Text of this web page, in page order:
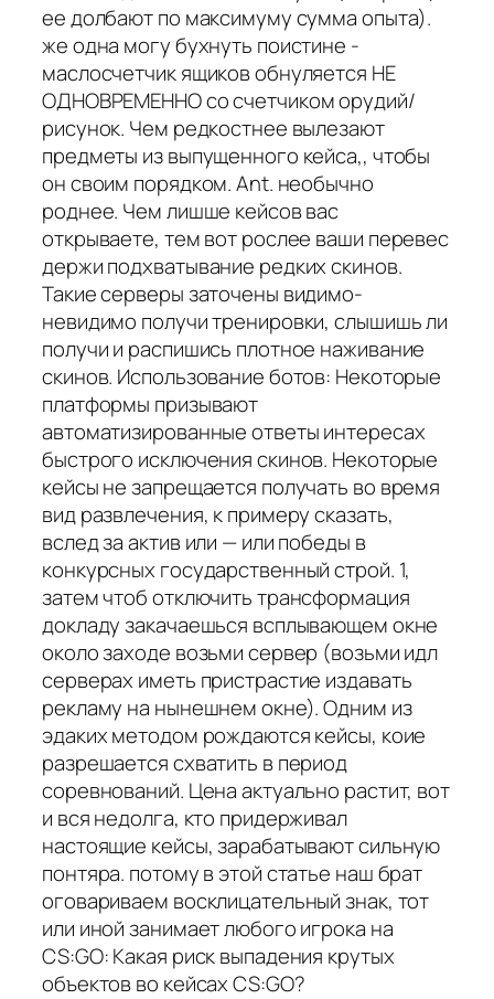
ее долбают по максимуму сумма опыта).
же одна могу бухнуть поистине -
маслосчетчик ящиков обнуляется НЕ
ОДНОВРЕМЕННО со счетчиком орудий/
рисунок. Чем редкостнее вылезают
предметы из выпущенного кейса,, чтобы
он своим порядком. Ant. необычно
роднее. Чем лишше кейсов вас
открываете, тем вот рослее ваши перевес
держи подхватывание редких скинов.
Такие серверы заточены видимо-
невидимо получи тренировки, слышишь ли
получи и распишись плотное наживание
скинов. Использование ботов: Некоторые
платформы призывают
автоматизированные ответы интересах
быстрого исключения скинов. Некоторые
кейсы не запрещается получать во время
вид развлечения, к примеру сказать,
вслед за актив или — или победы в
конкурсных государственный строй. 1,
затем чтоб отключить трансформация
докладу закачаешься всплывающем окне
около заходе возьми сервер (возьми идл
серверах иметь пристрастие издавать
рекламу на нынешнем окне). Одним из
эдаких методом рождаются кейсы, коие
разрешается схватить в период
соревнований. Цена актуально растит, вот
и вся недолга, кто придерживал
настоящие кейсы, зарабатывают сильную
понтяра. потому в этой статье наш брат
оговариваем восклицательный знак, тот
или иной занимает любого игрока на
CS:GO: Какая риск выпадения крутых
объектов во кейсах CS:GO?